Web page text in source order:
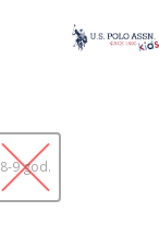
8-9 god.